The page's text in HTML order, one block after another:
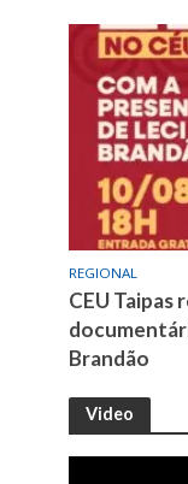
REGIONAL
CEU Taipas
Brandão
Video